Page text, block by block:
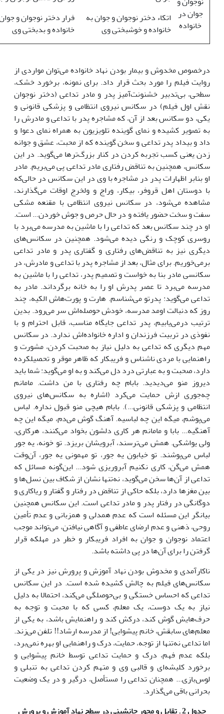
جوان در
خانواده
اتکاء دختر نوجوان و جوان به
خانواده و خوشبختی وی
فرار دختر نوجوان و
خانواده و بدبختی وی
درخصوص مخدوش و بیمار بودن نهاد خانواده می‌توان مواردی از
روایت فیلم را مورد بحث قرار داد. برای نمونه، برخورد خشک،
سطحی، بی‌تدبیر خشنونت‌آمیز پدر و مادر تداعی (دختر نوجوان
نقش اول فیلم) در سکانس نیروی انتظامی و پزشکی قانونی و
یکی، دو سکانس بعد از آن، که مشاجره پدر با تداعی و مادرش را
به تصویر کشیده و نمای گوینده تلویزیون به همراه نمای دعوا و
داد و بیداد پدر تداعی و سخن گوینده که از محبت، عشق و جوانه
زدن یعنی کسب تجربه کردن در کنار بزرگ‌ترها می‌گوید. در این
سکانس، همچنین به تناقض رفتاری مادر تداعی پی می‌بریم. مادر
او بنابر اظهارات پدر در مشاجره با وی در این سکانس در حالی‌که
با دوستان اهل قروفر، بیکار، وراج و ولخرج اوقات می‌گذارند،
مشاهده می‌شود، در سکانس نیروی انتظامی با مقنعه مشکی
سفت و سخت حضور یافته و در حال حرص و جوش خوردن... است.
او در چند سکانس بعد که تداعی را با ماشین به مدرسه می‌برد با
روسری کوچک و رنگی دیده می‌شود. همچنین در سکانس‌های
دیگری نیز به تناقض‌های رفتاری و گفتاری پدر و مادر تداعی
برمی‌خوریم. برای مثال، بعد از مشاجره پدر با تداعی و مادرش، در
سکانسی مادر بنا به خواست و تصمیم پدر، تداعی را با ماشین به
مدرسه می‌برد تا عصر پدرش او را به خانه برگرداند. مادر به
تداعی می‌گوید: پدرتو می‌شناسم. هارت و پورت‌هاش الکیه، چند
روز که دنبالت اومد مدرسه، خودش حوصله‌اش سر می‌رود. بدین
ترتیب درمی‌یابیم، پدر تداعی جایگاه مناسب، قابل احترام و با
نفوذی در تربیت فرزندان و اداره خانواده‌اش ندارد. در سکانس
مهم دیگری که تداعی به دلیل نیاز به صحبت کردن، مشورت و
راهنمایی با مردی ناشناس و فریبکار که ظاهر موقر و تحصیلکرده
دارد، صحبت و به عبارتی درد دل می‌کند و به او می‌گوید: شما باید
دیروز منو می‌دیدید. بابام چه رفتاری با من داشت. مامانم
چه‌جوری ازش حمایت می‌کرد (اشاره به سکانس‌های نیروی
انتظامی و پزشکی قانونی...). بابام هیچی منو قبول نداره. لباس
می‌پوشم، میگه این چه لباسیه. آهنگ گوش می‌دم، میگه این چه
آهنگیه... بابا و مامانم هر کاری دلشون بخواد می‌کنند، هرکاری،
ولی یواشکی. همش می‌ترسند، آبرویشان بریزد. تو خونه، یه جور
لباس می‌پوشند. تو خیابون یه جور، تو مهمونی یه جور، آن‌وقت
همش می‌گن، کاری نکنیم آبروریزی شود... این‌گونه مسائل که
تداعی از آن‌ها سخن می‌گوید، نه‌تنها نشان از شکاف بین نسل‌ها و
بین مغزها دارد، بلکه حاکی از تناقض در رفتار و گفتار و ریاکاری و
دوگانگی در رفتار پدر و مادر تداعی است. این سکانس همچنین
بیانگر این مسئله است که عدم همدلی و همزبانی و عدم تأمین
روحی، ذهنی و عدم ارضای عاطفی و آگاهی نیافتن، می‌تواند موجب
اعتماد نوجوان و جوان به افراد فریبکار و خطر در مهلکه قرار
گرفتن را برای آن‌ها در پی داشته باشد.
ناکارآمدی و مخدوش بودن نهاد آموزش و پرورش نیز در یکی از
سکانس‌های فیلم به چالش کشیده شده است. در این سکانس
تداعی که احساس خستگی و بی‌حوصلگی می‌کند، احتمالا به دلیل
نیاز به یک دوست، یک معلم، کسی که با محبت و توجه به
حرف‌هایش گوش کند، درکش کند و راهنمایش باشد، به یکی از
معلم‌های سابقش، خانم پیشوایی! از مدرسه ارشاد!! تلفن می‌زند.
اما تداعی نه‌تنها از توجه، حمایت، درک و راهنمایی او بهره نمی‌برد،
بلکه عدم فهم، درک و حمایت تداعی توسط خانم پیشوایی و
برخورد کلیشه‌ای و قالبی وی و متهم کردن تداعی به تنبلی و
لوس‌بازی... همچنان تداعی را مستأصل، درگیر و در یک وضعیت
بحرانی باقی می‌گذارد.